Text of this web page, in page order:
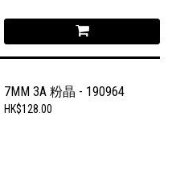
7MM 3A 粉晶 - 190964
HK$128.00